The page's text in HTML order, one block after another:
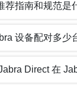
荐指南和规范是
设备配对多少
Direct 在